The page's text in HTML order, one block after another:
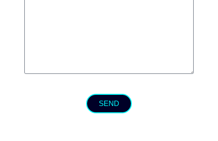
SEND